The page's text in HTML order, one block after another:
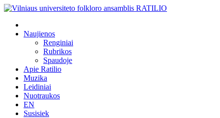
Naujienos
Renginiai
Rubrikos
Spaudoje
Apie Ratilio
Muzika
Leidiniai
Nuotraukos
EN
Susisiek